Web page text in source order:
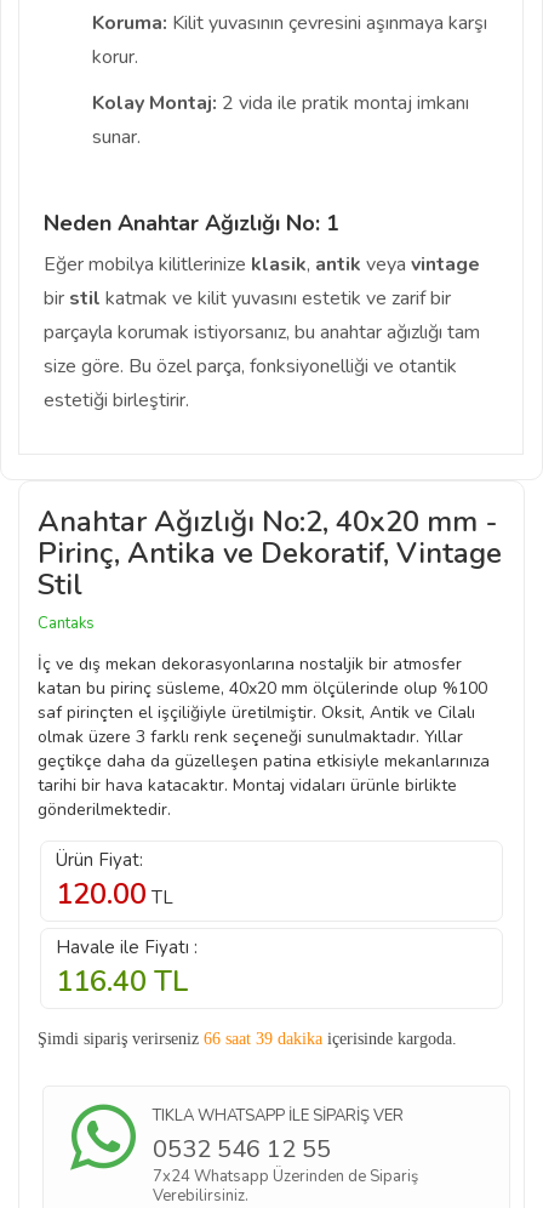
Koruma: Kilit yuvasının çevresini aşınmaya karşı
korur.
Kolay Montaj: 2 vida ile pratik montaj imkanı
sunar.
Neden Anahtar Ağızlığı No: 1
Eğer mobilya kilitlerinize klasik, antik veya vintage
bir stil katmak ve kilit yuvasını estetik ve zarif bir
parçayla korumak istiyorsanız, bu anahtar ağızlığı tam
size göre. Bu özel parça, fonksiyonelliği ve otantik
estetiği birleştirir.
Anahtar Ağızlığı No:2, 40x20 mm -
Pirinç, Antika ve Dekoratif, Vintage
Stil
Cantaks
İç ve dış mekan dekorasyonlarına nostaljik bir atmosfer
katan bu pirinç süsleme, 40x20 mm ölçülerinde olup %100
saf pirinçten el işçiliğiyle üretilmiştir. Oksit, Antik ve Cilalı
olmak üzere 3 farklı renk seçeneği sunulmaktadır. Yıllar
geçtikçe daha da güzelleşen patina etkisiyle mekanlarınıza
tarihi bir hava katacaktır. Montaj vidaları ürünle birlikte
gönderilmektedir.
Ürün Fiyat:
120.00 TL
Havale ile Fiyatı :
116.40 TL
Şimdi sipariş verirseniz 66 saat 39 dakika içerisinde kargoda.
TIKLA WHATSAPP İLE SİPARİŞ VER
0532 546 12 55
7x24 Whatsapp Üzerinden de Sipariş
Verebilirsiniz.